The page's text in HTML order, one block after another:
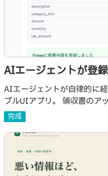
AIエージェントが登
AIエージェントが自律的に
プルUIアプリ。 領収書のア
て画面に選択肢を表示。日
完成